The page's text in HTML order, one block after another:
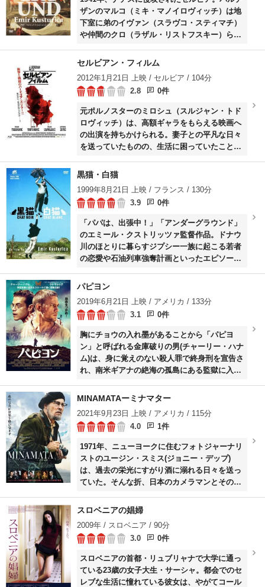
ザンのマルコ（ミキ・マノイロヴィッチ）は地
下室に弟のイヴァン（スラヴコ・スティマチ）
や仲間のクロ（ラザル・リストフスキー）らを
となったマルコは地下生活を続ける仲間たちに
一方、新政府の重要人物としてのし上がってい
くが……。
セルビアン・フィルム
2012年1月21日 上映 / セルビア / 104分
2.8
0件
元ポルノスターのミロシュ（スルジャン・トド
ロヴィッチ）は、高額ギャラをもらえる映画へ
の出演を持ちかけられる。妻子との平凡な日々
を送っていたものの、生活に困っていたことも
で依頼人の元へ。そこでミロシュは、富豪のク
に出演してほしいと頼まれ……。
黒猫・白猫
1999年8月21日 上映 / フランス / 130分
3.9
0件
「パパは、出張中！」「アンダーグラウンド」
のエミール・クストリッツァ監督作品。ドナウ
川のほとりに暮らすジプシー一族に起こる若者
の恋愛や石油列車強奪計画といったエピソード
シーのマトゥコは、自称ダマしの天才。ある
事に騙されて大金を失う。金に困ったマトゥコ
は、息子のザーレとともに、“ゴッドファーザ
ー”グルガに石油列車強奪の計画を持ちかけ資
金援助を乞うが……。
パピヨン
2019年6月21日 上映 / アメリカ / 133分
3.1
0件
胸にチョウの入れ墨があることから「パピヨ
ン」と呼ばれる金庫破りの男(チャーリー・ハナ
ム)は、身に覚えのない殺人罪で終身刑を宣告さ
れ、南米ギアナの絶海の孤島にある監獄に入れ
脱獄を決意したパピヨンは、紙幣偽造で逮捕さ
身を守ることを条件に逃亡費用を稼ごうとす
る。
MINAMATAーミナマター
2021年9月23日 上映 / アメリカ / 115分
4.0
1件
1971年、ニューヨークに住むフォトジャーナリ
ストのユージン・スミス(ジョニー・デップ)
は、過去の栄光にすがり酒に溺れる日々を送っ
ていた。そんな折、日本のカメラマンとその通
訪れる。アイリーンは日本の大企業チッソが工
と語り、ユージンに病気で苦しむ彼らの取材を
してほしいと訴える。
スロベニアの娼婦
2009年 / スロベニア / 90分
3.0
0件
スロベニアの首都・リュブリャナで大学に通っ
ている23歳の女子大生・サーシャ。都会でのセ
レブな生活に憧れている彼女は、やがてコール